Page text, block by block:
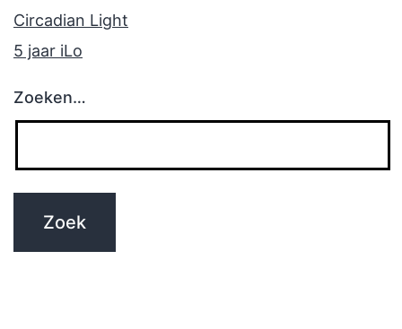
Circadian Light
5 jaar iLo
Zoeken…